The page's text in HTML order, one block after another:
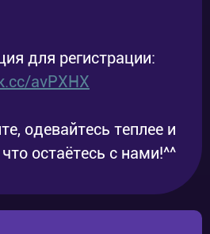
для регистрации:
avPXHX
одевайтесь теплее и
остаётесь с нами!^^